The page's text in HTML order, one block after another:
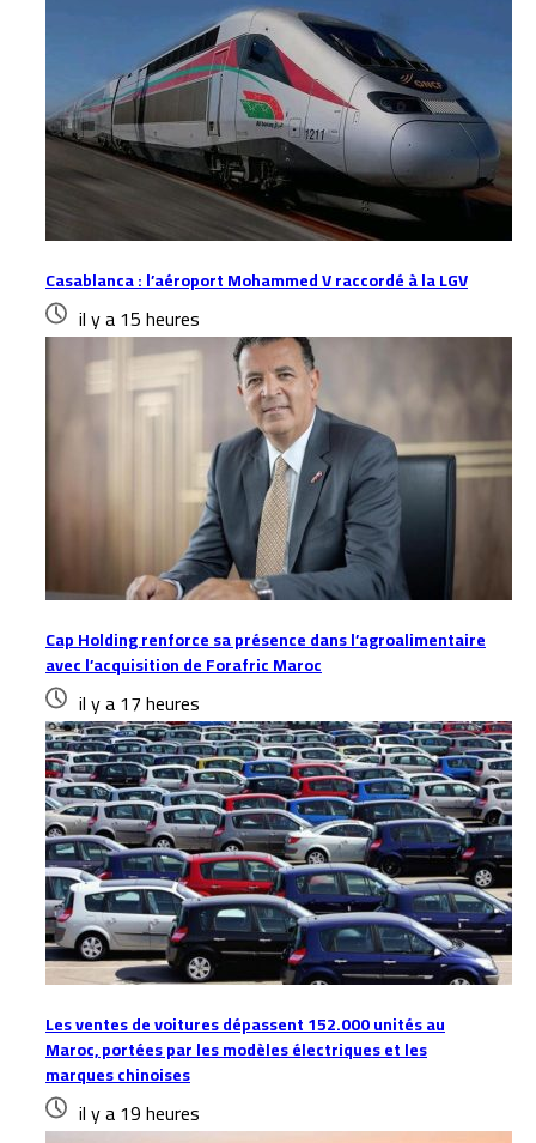
Casablanca : l’aéroport Mohammed V raccordé à la LGV
il y a 15 heures
Cap Holding renforce sa présence dans l’agroalimentaire
avec l’acquisition de Forafric Maroc
il y a 17 heures
Les ventes de voitures dépassent 152.000 unités au
Maroc, portées par les modèles électriques et les
marques chinoises
il y a 19 heures